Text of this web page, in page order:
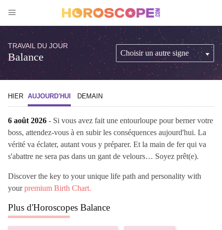
TRAVAIL DU JOUR
Balance
HIER AUJOURD'HUI DEMAIN
6 août 2026 - Si vous avez fait une entourloupe pour berner votre
boss, attendez-vous à en subir les conséquences aujourd'hui. La
vérité va éclater, autant vous y préparer. Et la main de fer qui va
s'abattre ne sera pas dans un gant de velours… Soyez prêt(e).
Discover the key to your unique life path and personality with
yourpremium Birth Chart.
Plus d'Horoscopes Balance